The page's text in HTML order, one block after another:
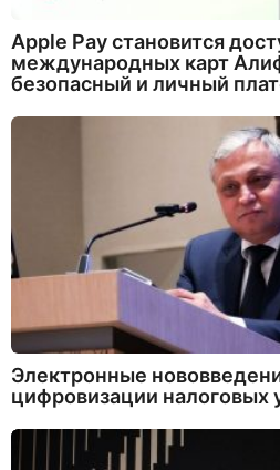
Apple Pay становится
международных карт
безопасный и личный
Электронные
цифровизации налоговых